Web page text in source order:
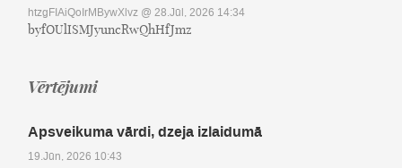
htzgFIAiQoIrMBywXlvz @ 28.Jūl, 2026 14:34
byfOUlISMJyuncRwQhHfJmz
Vērtējumi
Apsveikuma vārdi, dzeja izlaidumā
19.Jūn, 2026 10:43